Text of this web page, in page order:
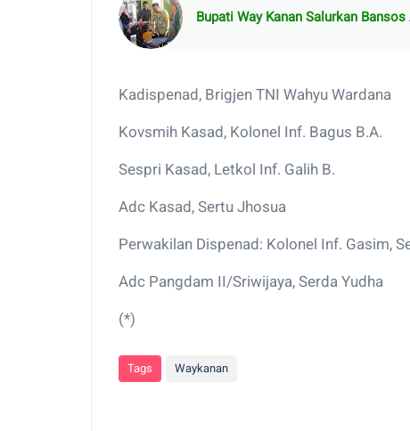
Bupati Way Kanan Salurkan
Kadispenad, Brigjen TNI Wahyu Wardana
Kovsmih Kasad, Kolonel Inf. Bagus B.A.
Sespri Kasad, Letkol Inf. Galih B.
Adc Kasad, Sertu Jhosua
Perwakilan Dispenad: Kolonel Inf. Gasim,
Adc Pangdam II/Sriwijaya, Serda Yudha
(*)
Tags Waykanan